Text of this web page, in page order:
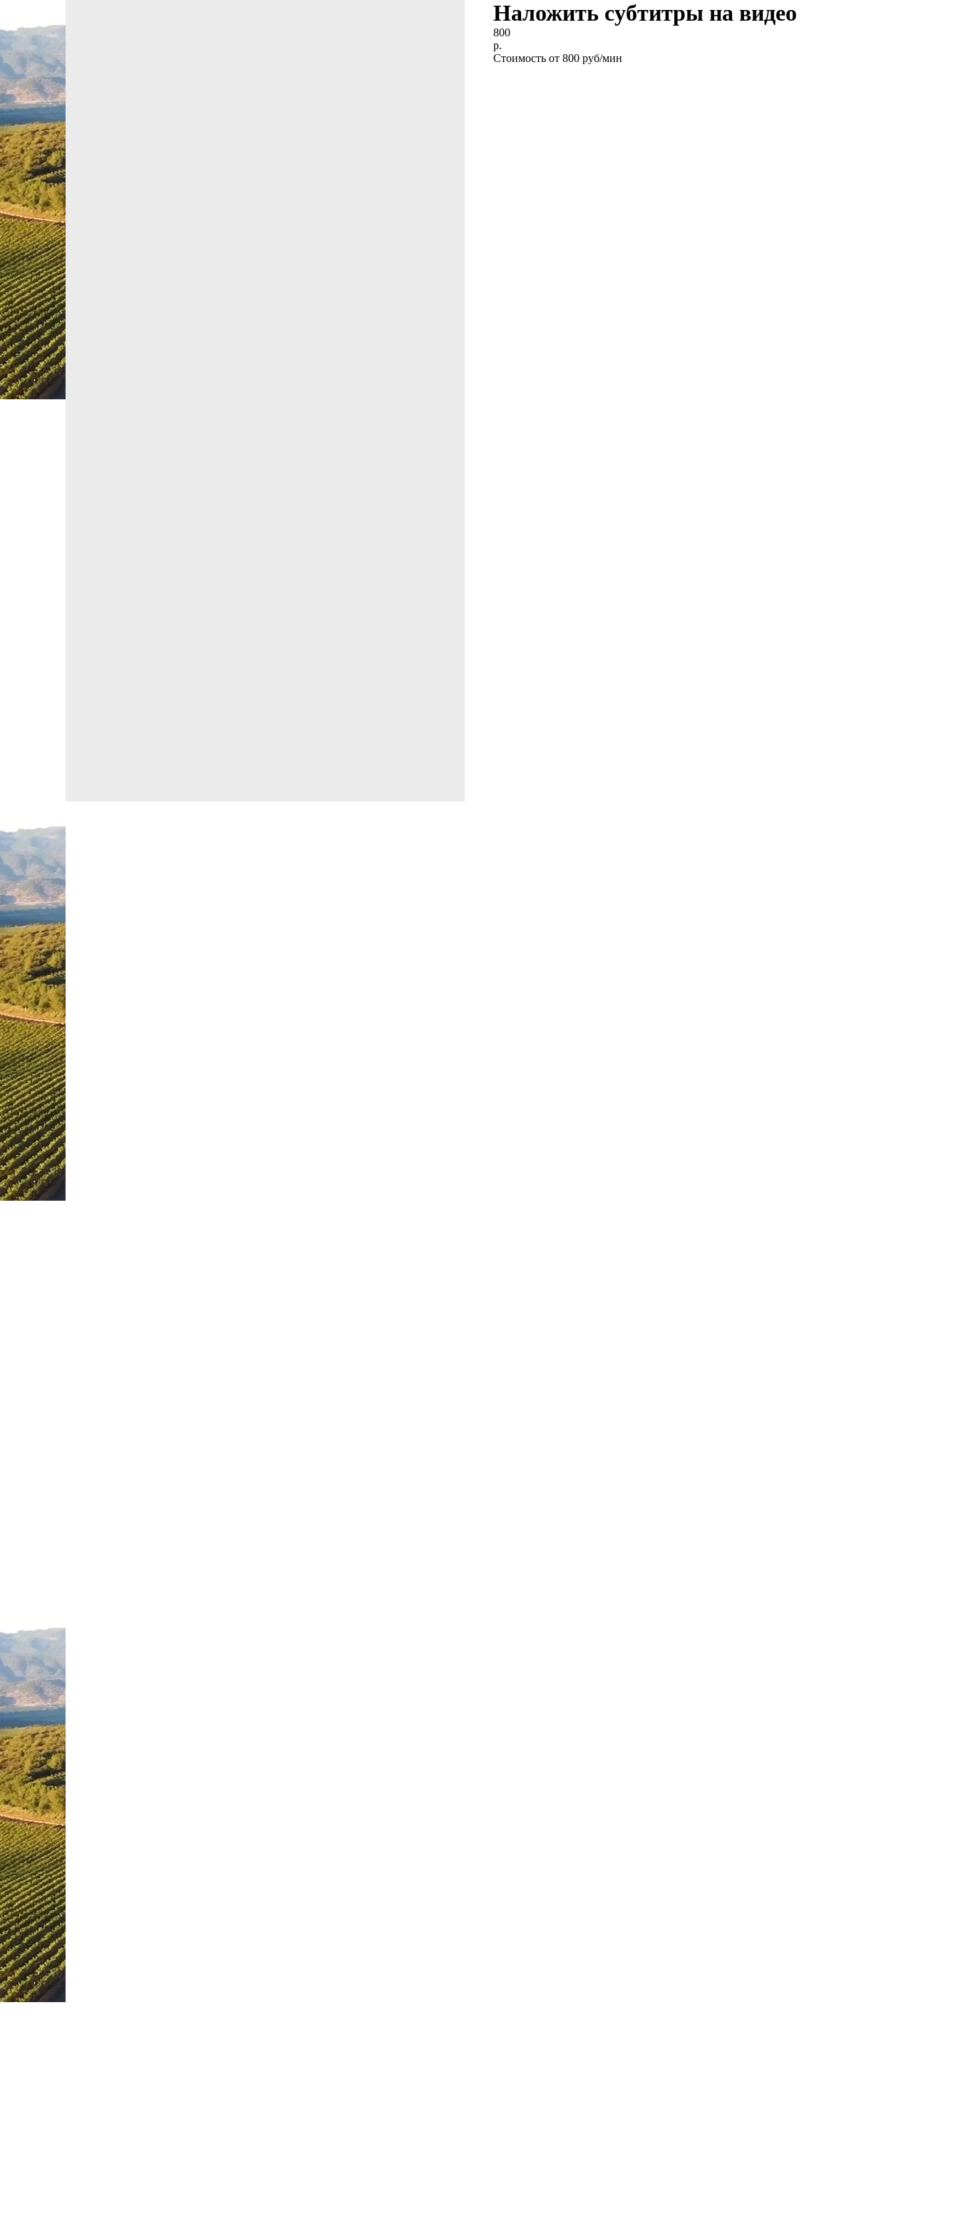
Наложить субтитры на видео
800
р.
Стоимость от 800 руб/мин